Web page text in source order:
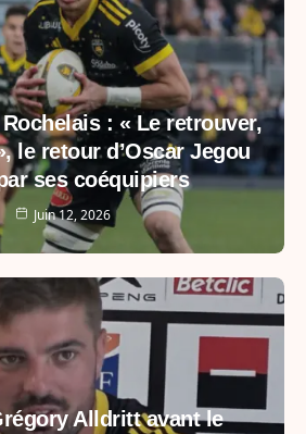
: « Le retrouver,
le retour d’Oscar Jegou
ses coéquipiers
Juin 12, 2026
Alldritt avant le